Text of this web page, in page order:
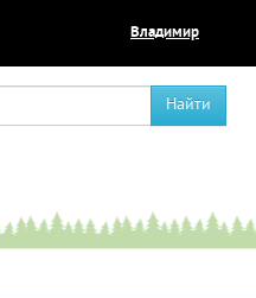
Владимир
Найти